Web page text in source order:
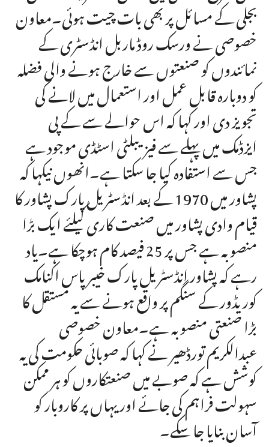
بجلی کے مسائل پر بھی بات چیت ہوئی۔معاون
خصوصی نے ورسک روڈ ماربل انڈسٹری کے
نمائندوں کو صنعتوں سے خارج ہونے والی فضلہ
کو دوبارہ قابل عمل اور استعمال میں لانے کی
تجویز دی اور کہا کہ اس حوالے سے کے پی
ایزڈمک میں پہلے سے فیزیبلٹی اسٹڈی موجود ہے
جس سے استفادہ کیا جا سکتا ہے۔انھوں نیکہا کہ
پشاور میں 1970 کے بعد انڈسٹریل پارک پشاور کا
قیام وادی پشاور میں صنعت کاری کیلئے ایک بڑا
منصوبہ ہے جس پر 25 فیصد کام ہوچکا ہے۔یاد
رہے کہ پشاور انڈسٹریل پارک خیبر پاس اکنامک
کوریڈور کے سنگم پر واقع ہونے سے یہ مستقل کا
بڑا صنعتی منصوبہ ہے۔معاون خصوصی
عبدالکریم تورڈھیر نے کہا کہ صوبائی حکومت کی یہ
کوشش ہے کہ صوبے میں صنعتکاروں کو ہر ممکن
سہولت فراہم کی جائے اور یہاں پر کاروبار کو
آسان بنایا جا سکے۔